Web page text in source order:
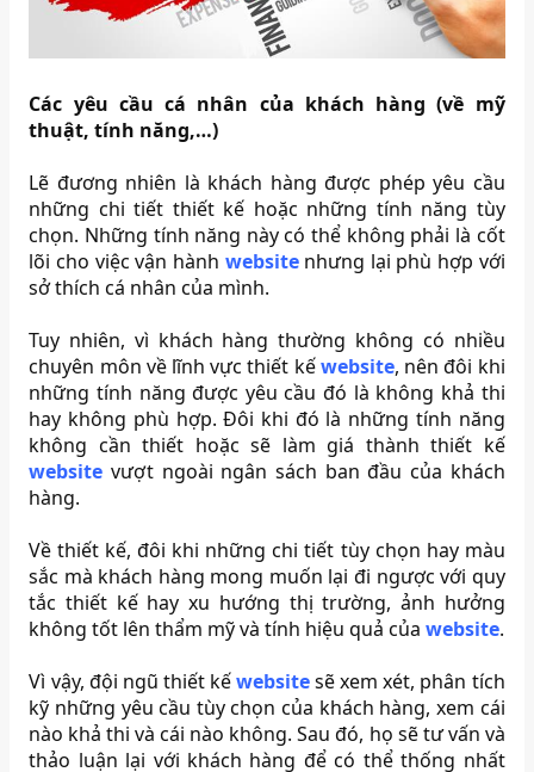
Các yêu cầu cá nhân của khách hàng (về mỹ
thuật, tính năng,…)
Lẽ đương nhiên là khách hàng được phép yêu cầu
những chi tiết thiết kế hoặc những tính năng tùy
chọn. Những tính năng này có thể không phải là cốt
lõi cho việc vận hành website nhưng lại phù hợp với
sở thích cá nhân của mình.
Tuy nhiên, vì khách hàng thường không có nhiều
chuyên môn về lĩnh vực thiết kếwebsite, nên đôi khi
những tính năng được yêu cầu đó là không khả thi
hay không phù hợp. Đôi khi đó là những tính năng
không cần thiết hoặc sẽ làm giá thành thiết kế
website vượt ngoài ngân sách ban đầu của khách
hàng.
Về thiết kế, đôi khi những chi tiết tùy chọn hay màu
sắc mà khách hàng mong muốn lại đi ngược với quy
tắc thiết kế hay xu hướng thị trường, ảnh hưởng
không tốt lên thẩm mỹ và tính hiệu quả củawebsite.
Vì vậy, đội ngũ thiết kếwebsitesẽ xem xét, phân tích
kỹ những yêu cầu tùy chọn của khách hàng, xem cái
nào khả thi và cái nào không. Sau đó, họ sẽ tư vấn và
thảo luận lại với khách hàng để có thể thống nhất